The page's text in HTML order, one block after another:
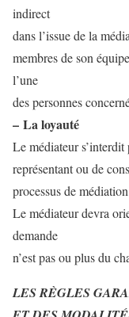
indirect
dans l’issue de la
membres de son
l’une
des personnes
– La loyauté
Le médiateur
représentant ou de
processus de
Le médiateur devra
demande
n’est pas ou plus du
LES RÈGLES